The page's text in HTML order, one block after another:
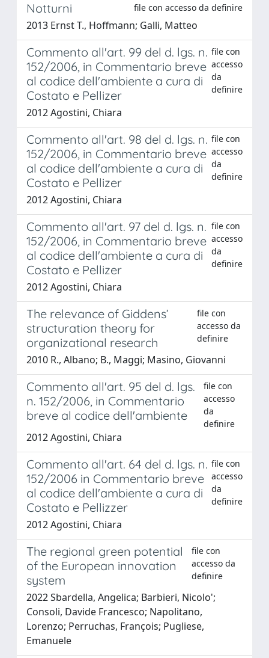
Notturni file con accesso da definire
2013 Ernst T., Hoffmann; Galli, Matteo
Commento all'art. 99 del d. lgs. n.
152/2006, in Commentario breve
al codice dell'ambiente a cura di
Costato e Pellizer
file con
accesso
da
definire
2012 Agostini, Chiara
Commento all'art. 98 del d. lgs. n.
152/2006, in Commentario breve
al codice dell'ambiente a cura di
Costato e Pellizer
file con
accesso
da
definire
2012 Agostini, Chiara
Commento all'art. 97 del d. lgs. n.
152/2006, in Commentario breve
al codice dell'ambiente a cura di
Costato e Pellizer
file con
accesso
da
definire
2012 Agostini, Chiara
The relevance of Giddens’
structuration theory for
organizational research
file con
accesso da
definire
2010 R., Albano; B., Maggi; Masino, Giovanni
Commento all'art. 95 del d. lgs.
n. 152/2006, in Commentario
breve al codice dell'ambiente
file con
accesso
da
definire
2012 Agostini, Chiara
Commento all'art. 64 del d. lgs. n.
152/2006 in Commentario breve
al codice dell'ambiente a cura di
Costato e Pellizzer
file con
accesso
da
definire
2012 Agostini, Chiara
The regional green potential
of the European innovation
system
file con
accesso da
definire
2022 Sbardella, Angelica; Barbieri, Nicolo';
Consoli, Davide Francesco; Napolitano,
Lorenzo; Perruchas, François; Pugliese,
Emanuele